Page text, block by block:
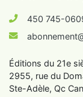
450 745-
Éditions du 21e
2955, rue du
Ste-Adèle, Qc